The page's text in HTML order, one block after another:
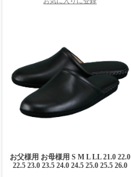
お父様用 お母様用 S M L LL 21.0 22.0
22.5 23.0 23.5 24.0 24.5 25.0 25.5 26.0